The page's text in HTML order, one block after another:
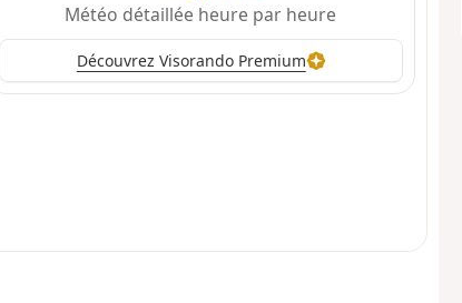
Météo détaillée heure par heure
Découvrez Visorando Premium